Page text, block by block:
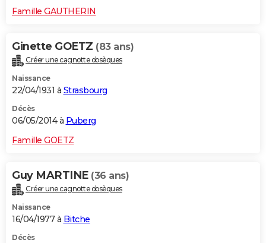
Famille GAUTHERIN
Ginette GOETZ (83 ans)
Créer une cagnotte obsèques
Naissance
22/04/1931 à Strasbourg
Décès
06/05/2014 à Puberg
Famille GOETZ
Guy MARTINE (36 ans)
Créer une cagnotte obsèques
Naissance
16/04/1977 à Bitche
Décès